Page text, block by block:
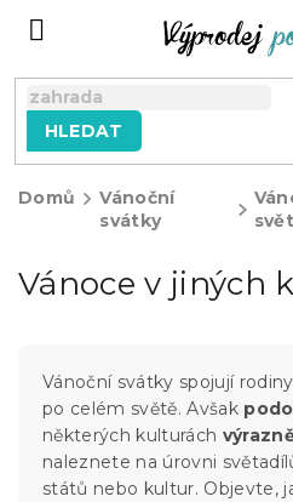
HLEDAT
Domů
Vánoční
svátky
Vánoce v jiných
Vánoční svátky spojují
po celém světě. Avšak
některých kulturách
naleznete na úrovni
států nebo kultur. Objevte,